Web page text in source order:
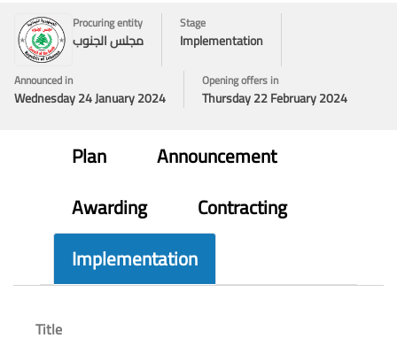
Procuring entity
مجلس الجنوب
Stage
Implementation
Announced in
Wednesday 24 January 2024
Opening offers in
Thursday 22 February 2024
Plan
Announcement
Awarding
Contracting
Implementation
Title